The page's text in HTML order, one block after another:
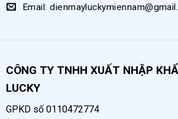
Email:
CÔNG TY TNHH XUẤT NHẬP
LUCKY
GPKD số 0110472774